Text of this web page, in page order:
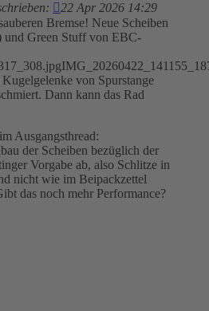
22 Apr 2026 14:29
Bremse! Neue Scheiben
und Green Stuff von EBC-
von Spurstange
Dann kann das Rad
Ausgangsthread:
der Scheiben bezüglich der
Vorgabe ab, also Schlitze in
nicht wie im Beipackzettel
das noch mehr Performance?